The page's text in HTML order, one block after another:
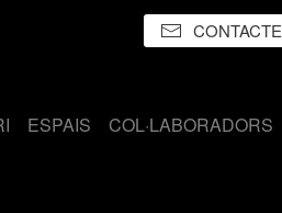
CONTACTE
ESPAIS COL·LABORADORS